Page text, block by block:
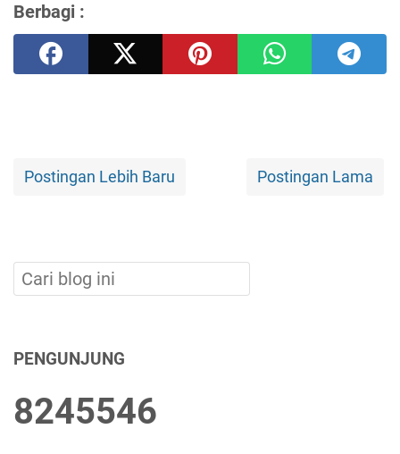
Berbagi :
Postingan Lebih Baru Postingan Lama
PENGUNJUNG
8245546